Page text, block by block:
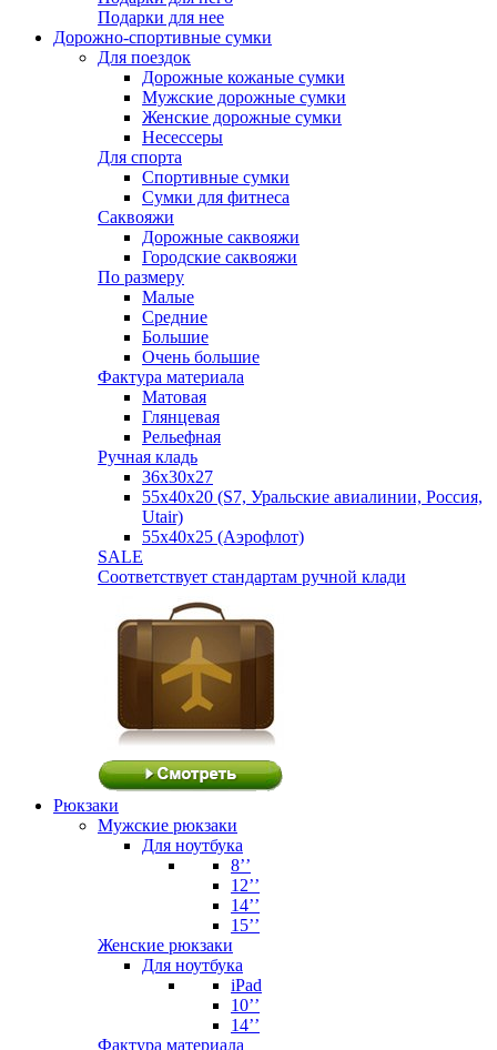
Подарки для нее
Дорожно-спортивные сумки
Для поездок
Дорожные кожаные сумки
Мужские дорожные сумки
Женские дорожные сумки
Несессеры
Для спорта
Спортивные сумки
Сумки для фитнеса
Саквояжи
Дорожные саквояжи
Городские саквояжи
По размеру
Малые
Средние
Большие
Очень большие
Фактура материала
Матовая
Глянцевая
Рельефная
Ручная кладь
36х30x27
55х40х20 (S7, Уральские авиалинии, Россия,
Utair)
55х40х25 (Аэрофлот)
SALE
Соответствует стандартам ручной клади
Рюкзаки
Мужские рюкзаки
Для ноутбука
8’’
12’’
14’’
15’’
Женские рюкзаки
Для ноутбука
iPad
10’’
14’’
Фактура материала